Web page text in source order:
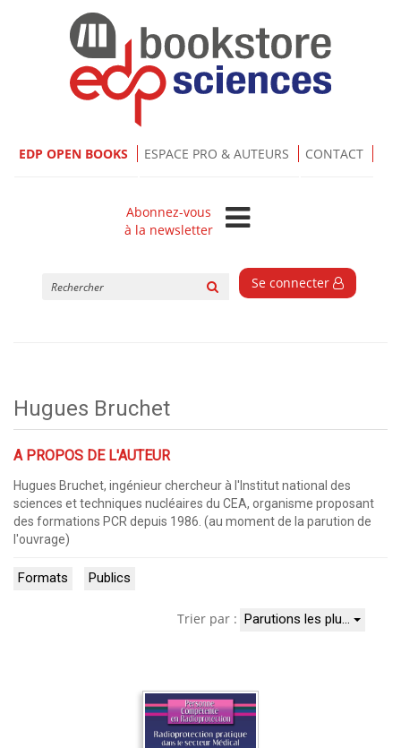
EDP OPEN BOOKS ESPACE PRO & AUTEURS CONTACT
Abonnez-vous
à la newsletter
Se connecter
Hugues Bruchet
A PROPOS DE L'AUTEUR
Hugues Bruchet, ingénieur chercheur à l'Institut national des
sciences et techniques nucléaires du CEA, organisme proposant
des formations PCR depuis 1986. (au moment de la parution de
l'ouvrage)
Formats Publics
Trier par : Parutions les plu…